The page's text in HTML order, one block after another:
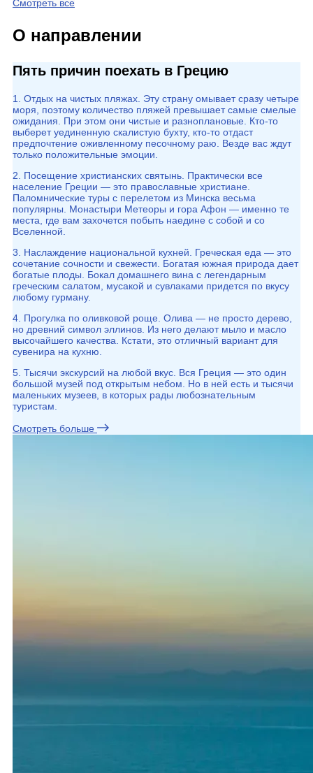
Смотреть все
О направлении
Пять причин поехать в Грецию
1. Отдых на чистых пляжах. Эту страну омывает сразу четыре
моря, поэтому количество пляжей превышает самые смелые
ожидания. При этом они чистые и разноплановые. Кто-то
выберет уединенную скалистую бухту, кто-то отдаст
предпочтение оживленному песочному раю. Везде вас ждут
только положительные эмоции.
2. Посещение христианских святынь. Практически все
население Греции — это православные христиане.
Паломнические туры с перелетом из Минска весьма
популярны. Монастыри Метеоры и гора Афон — именно те
места, где вам захочется побыть наедине с собой и со
Вселенной.
3. Наслаждение национальной кухней. Греческая еда — это
сочетание сочности и свежести. Богатая южная природа дает
богатые плоды. Бокал домашнего вина с легендарным
греческим салатом, мусакой и сувлаками придется по вкусу
любому гурману.
4. Прогулка по оливковой роще. Олива — не просто дерево,
но древний символ эллинов. Из него делают мыло и масло
высочайшего качества. Кстати, это отличный вариант для
сувенира на кухню.
5. Тысячи экскурсий на любой вкус. Вся Греция — это один
большой музей под открытым небом. Но в ней есть и тысячи
маленьких музеев, в которых рады любознательным
туристам.
Смотреть больше